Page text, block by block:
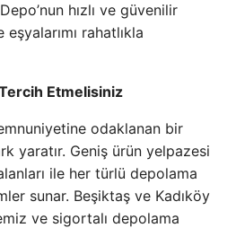
hızlı ve güvenilir
rahatlıkla
Etmelisiniz
odaklanan bir
yaratır. Geniş ürün yelpazesi
ile her türlü depolama
sunar. Beşiktaş ve Kadıköy
ve sigortalı depolama